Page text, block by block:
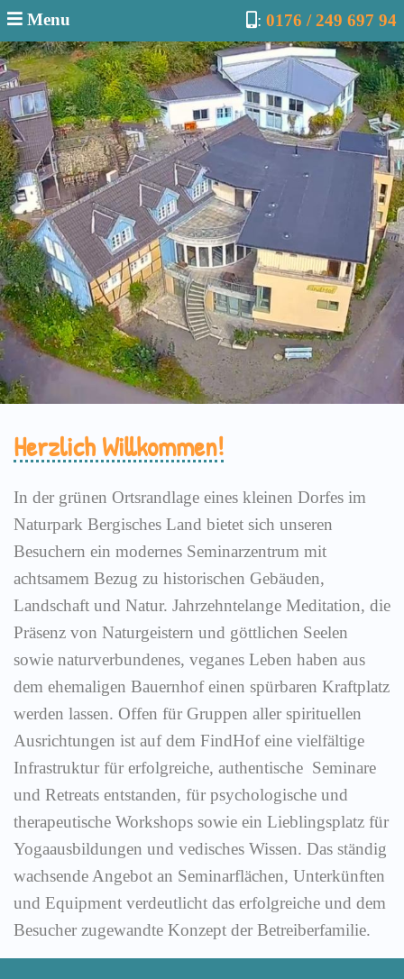
Menu : 0176 / 249 697 94
Herzlich Willkommen!
In der grünen Ortsrandlage eines kleinen Dorfes im
Naturpark Bergisches Land bietet sich unseren
Besuchern ein modernes Seminarzentrum mit
achtsamem Bezug zu historischen Gebäuden,
Landschaft und Natur. Jahrzehntelange Meditation, die
Präsenz von Naturgeistern und göttlichen Seelen
sowie naturverbundenes, veganes Leben haben aus
dem ehemaligen Bauernhof einen spürbaren Kraftplatz
werden lassen. Offen für Gruppen aller spirituellen
Ausrichtungen ist auf dem FindHof eine vielfältige
Infrastruktur für erfolgreiche, authentische Seminare
und Retreats entstanden, für psychologische und
therapeutische Workshops sowie ein Lieblingsplatz für
Yogaausbildungen und vedisches Wissen. Das ständig
wachsende Angebot an Seminarflächen, Unterkünften
und Equipment verdeutlicht das erfolgreiche und dem
Besucher zugewandte Konzept der Betreiberfamilie.